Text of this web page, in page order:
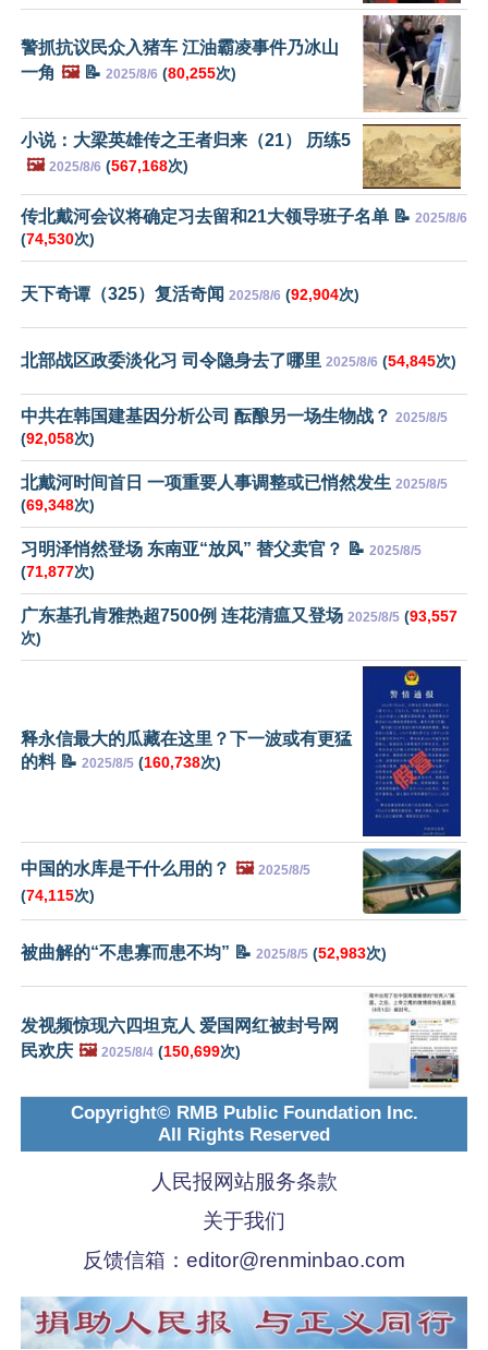
警抓抗议民众入猪车 江油霸凌事件乃冰山
一角 🖼️📝 2025/8/6 (80,255次)
小说：大梁英雄传之王者归来（21） 历练5
🖼️ 2025/8/6 (567,168次)
传北戴河会议将确定习去留和21大领导班子名单 📝 2025/8/6
(74,530次)
天下奇谭（325）复活奇闻 2025/8/6 (92,904次)
北部战区政委淡化习 司令隐身去了哪里 2025/8/6 (54,845次)
中共在韩国建基因分析公司 酝酿另一场生物战？ 2025/8/5
(92,058次)
北戴河时间首日 一项重要人事调整或已悄然发生 2025/8/5
(69,348次)
习明泽悄然登场 东南亚“放风” 替父卖官？ 📝 2025/8/5
(71,877次)
广东基孔肯雅热超7500例 连花清瘟又登场 2025/8/5 (93,557
次)
释永信最大的瓜藏在这里？下一波或有更猛
的料 📝 2025/8/5 (160,738次)
中国的水库是干什么用的？ 🖼️ 2025/8/5
(74,115次)
被曲解的“不患寡而患不均” 📝 2025/8/5 (52,983次)
发视频惊现六四坦克人 爱国网红被封号网
民欢庆 🖼️ 2025/8/4 (150,699次)
Copyright© RMB Public Foundation Inc.
All Rights Reserved
人民报网站服务条款
关于我们
反馈信箱： editor@renminbao.com